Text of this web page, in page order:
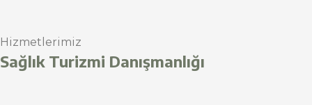
Hizmetlerimiz
Sağlık Turizmi Danışmanlığı